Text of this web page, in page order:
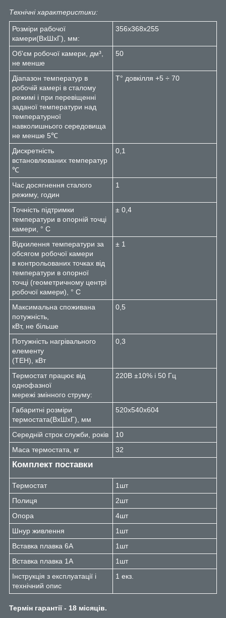
Технічні характеристики:
Розміри рабочої
камери(ВхШхГ), мм:
356х368х255
Об'єм робочої камери, дм³,
не менше
50
Діапазон температур в
робочій камері в сталому
режимі і при перевіщенні
заданої температури над
температурної
навколишнього середовища
не менше 5℃
Т° довкілля +5 ÷ 70
Дискретність
встановлюваних температур
℃
0,1
Час досягнення сталого
режиму, годин
1
Точність підтримки
температури в опорній точці
камери, ° С
± 0,4
Відхилення температури за
обсягом робочої камери
в контрольованих точках від
температури в опорної
точці (геометричному центрі
робочої камери), ° С
± 1
Максимальна споживана
потужність,
кВт, не більше
0,5
Потужність нагрівального
елементу
(ТЕН), кВт
0,3
Термостат працює від
однофазної
мережі змінного струму:
220В ±10% i 50 Гц
Габаритні розміри
термостата(ВхШхГ), мм
520х540х604
Середній строк служби, років
10
Маса термостата, кг
32
Комплект поставки
Термостат
1шт
Полиця
2шт
Опора
4шт
Шнур живлення
1шт
Вставка плавка 6А
1шт
Вставка плавка 1А
1шт
Інструкція з експлуатації і
технічний опис
1 екз.
Термін гарантії - 18 місяців.